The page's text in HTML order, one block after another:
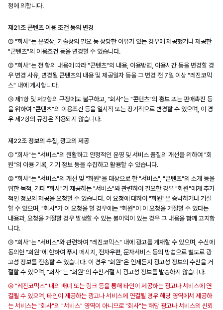
정에 의합니다.
제21조 콘텐츠 이용 조건 등의 변경
① "회사"는 운영상, 기술상의 필요 등 상당한 이유가 있는 경우에 제공했거나 제공한
"콘텐츠"의 이용조건 등을 변경할 수 있습니다.
② "회사"는 전 항의 내용에 따라 "콘텐츠"의 내용, 이용방법, 이용시간 등을 변경할 경
우 변경 사유, 변경될 콘텐츠의 내용 및 제공일자 등을 그 변경 전 7일 이상 "레진코믹
스" 내에 게시합니다.
③ 제1항 및 제2항의 규정에도 불구하고, "회사"는 "콘텐츠"의 홍보 또는 판매촉진 등
을 위하여 "콘텐츠"의 이용조건 등을 일시적 또는 장기적으로 변경할 수 있으며, 이 경
우 제2항의 규정은 적용되지 않습니다.
제22조 정보의 수집, 광고의 제공
① "회사"는 "서비스"의 원활하고 안정적인 운영 및 서비스 품질의 개선을 위하여 "회
원"의 이용 기록, 기기 정보 등을 수집하고 활용할 수 있습니다.
② "회사"는 "서비스"의 개선 및 "회원"을 대상으로 한 "서비스", "콘텐츠"의 소개 등을
위한 목적, 기타 "회사"가 제공하는 "서비스"와 관련하여 필요한 경우 "회원"에게 추가
적인 정보의 제공을 요청할 수 있습니다. 이 요청에 대하여 "회원"은 승낙하거나 거절
할 수 있으며, "회사"가 이 요청을 할 경우에는 "회원"이 이 요청을 거절할 수 있다는
내용과, 요청을 거절할 경우 발생할 수 있는 불이익이 있는 경우 그 내용을 함께 고지합
니다.
③ "회사"는 "서비스"와 관련하여 "레진코믹스" 내에 광고를 게재할 수 있으며, 수신에
동의한 "회원"에 한하여 푸시 메시지, 전자우편, 문자서비스 등의 방법으로 별도로 광
고성 정보를 전송할 수 있습니다. 이 경우 "회원"은 언제든지 광고성 정보의 수신을 거
절할 수 있으며, "회사"는 "회원"의 수신거절 시 광고성 정보를 발송하지 않습니다.
④ "레진코믹스" 내의 배너 또는 링크 등을 통해 타인이 제공하는 광고나 서비스에 연
결될 수 있으며, 타인이 제공하는 광고나 서비스에 연결될 경우 해당 영역에서 제공하
는 서비스는 "회사"의 "서비스" 영역이 아니므로 "회사"는 해당 광고나 서비스의 신뢰